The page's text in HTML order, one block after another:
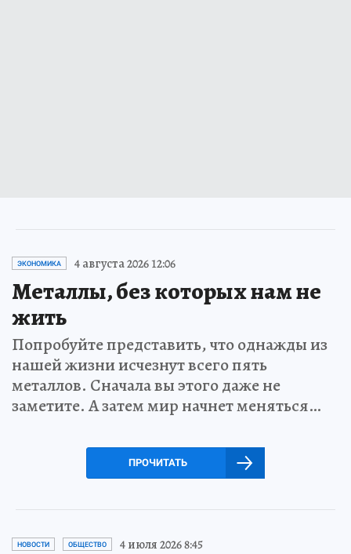
ЭКОНОМИКА 4 августа 2026 12:06
Металлы, без которых нам не
жить
Попробуйте представить, что однажды из
нашей жизни исчезнут всего пять
металлов. Сначала вы этого даже не
заметите. А затем мир начнет меняться…
ПРОЧИТАТЬ
НОВОСТИ ОБЩЕСТВО 4 июля 2026 8:45